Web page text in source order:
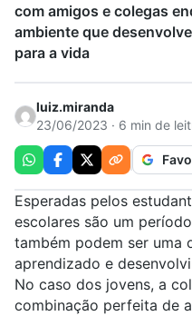
com amigos e colegas
ambiente que
para a vida
luiz.miranda
23/06/2023 · 6 min de
Esperadas pelos
escolares são um
também podem ser uma
aprendizado e
No caso dos jovens, a
combinação perfeita de